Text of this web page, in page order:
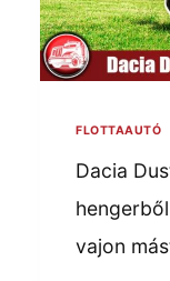
FLOTTAAUTÓ
Dacia
vajon